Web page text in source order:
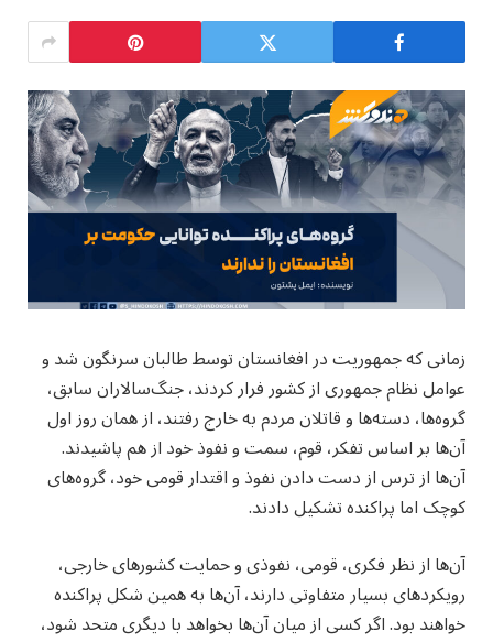
زمانی که جمهوریت در افغانستان توسط طالبان سرنگون شد و
عوامل نظام جمهوری از کشور فرار کردند، جنگ‌سالاران سابق،
گروه‌ها، دسته‌ها و قاتلان مردم به خارج رفتند، از همان روز اول
آن‌ها بر اساس تفکر، قوم، سمت و نفوذ خود از هم پاشیدند.
آن‌ها از ترس از دست دادن نفوذ و اقتدار قومی خود، گروه‌های
کوچک اما پراکنده تشکیل دادند.
آن‌ها از نظر فکری، قومی، نفوذی و حمایت کشورهای خارجی،
رویکردهای بسیار متفاوتی دارند، آن‌ها به همین شکل پراکنده
خواهند بود. اگر کسی از میان آن‌ها بخواهد با دیگری متحد شود،